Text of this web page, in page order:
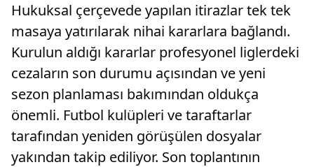
Hukuksal çerçevede yapılan itirazlar tek tek
masaya yatırılarak nihai kararlara bağlandı.
Kurulun aldığı kararlar profesyonel liglerdeki
cezaların son durumu açısından ve yeni
sezon planlaması bakımından oldukça
önemli. Futbol kulüpleri ve taraftarlar
tarafından yeniden görüşülen dosyalar
yakından takip ediliyor. Son toplantının